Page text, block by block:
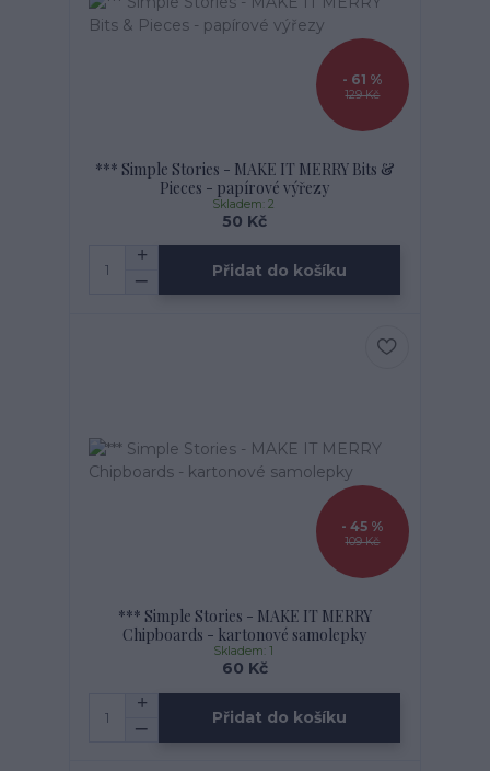
129 Kč
- 61 %
*** Simple Stories - MAKE IT MERRY Bits &
Pieces - papírové výřezy
50 Kč
Skladem: 2
Přidat do košíku
109 Kč
- 45 %
*** Simple Stories - MAKE IT MERRY
Chipboards - kartonové samolepky
60 Kč
Skladem: 1
Přidat do košíku